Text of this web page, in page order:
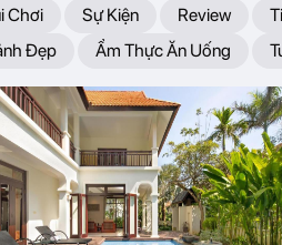
Chơi
Sự Kiện Review
Đẹp
Ẩm Thực Ăn Uống